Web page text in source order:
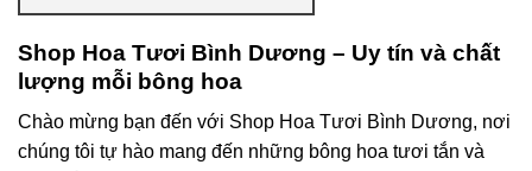
Shop Hoa Tươi Bình Dương – Uy tín và chất
lượng mỗi bông hoa
Chào mừng bạn đến với Shop Hoa Tươi Bình Dương, nơi
chúng tôi tự hào mang đến những bông hoa tươi tắn và